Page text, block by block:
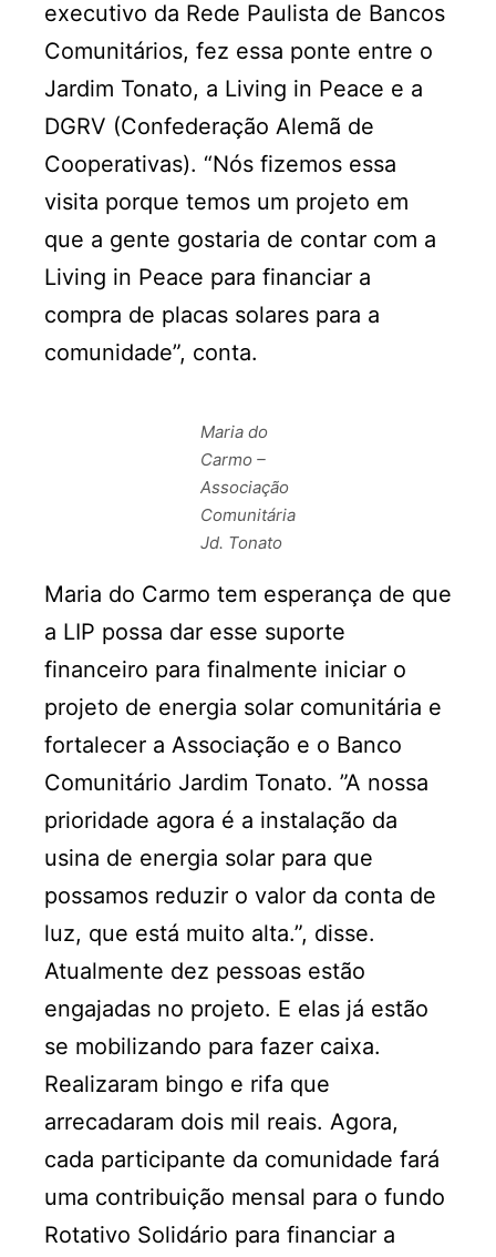
executivo da Rede Paulista de Bancos
Comunitários, fez essa ponte entre o
Jardim Tonato, a Living in Peace e a
DGRV (Confederação Alemã de
Cooperativas). “Nós fizemos essa
visita porque temos um projeto em
que a gente gostaria de contar com a
Living in Peace para financiar a
compra de placas solares para a
comunidade”, conta.
Maria do
Carmo –
Associação
Comunitária
Jd. Tonato
Maria do Carmo tem esperança de que
a LIP possa dar esse suporte
financeiro para finalmente iniciar o
projeto de energia solar comunitária e
fortalecer a Associação e o Banco
Comunitário Jardim Tonato. ”A nossa
prioridade agora é a instalação da
usina de energia solar para que
possamos reduzir o valor da conta de
luz, que está muito alta.”, disse.
Atualmente dez pessoas estão
engajadas no projeto. E elas já estão
se mobilizando para fazer caixa.
Realizaram bingo e rifa que
arrecadaram dois mil reais. Agora,
cada participante da comunidade fará
uma contribuição mensal para o fundo
Rotativo Solidário para financiar a